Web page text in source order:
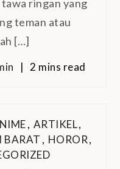
ringan yang
teman atau
[…]
2 mins read
, ARTIKEL,
BARAT , HOROR,